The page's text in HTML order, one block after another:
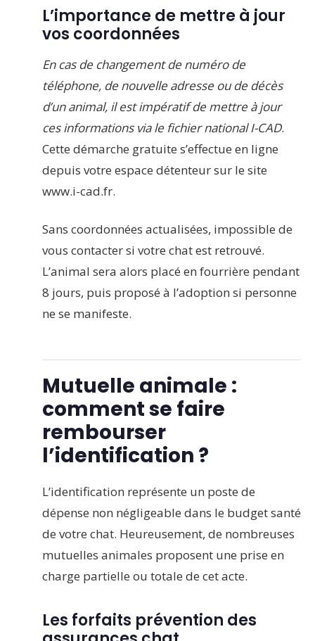
L’importance de mettre à jour
vos coordonnées
En cas de changement de numéro de
téléphone, de nouvelle adresse ou de décès
d’un animal, il est impératif de mettre à jour
ces informations via le fichier national I-CAD.
Cette démarche gratuite s’effectue en ligne
depuis votre espace détenteur sur le site
www.i-cad.fr.
Sans coordonnées actualisées, impossible de
vous contacter si votre chat est retrouvé.
L’animal sera alors placé en fourrière pendant
8 jours, puis proposé à l’adoption si personne
ne se manifeste.
Mutuelle animale :
comment se faire
rembourser
l’identification ?
L’identification représente un poste de
dépense non négligeable dans le budget santé
de votre chat. Heureusement, de nombreuses
mutuelles animales proposent une prise en
charge partielle ou totale de cet acte.
Les forfaits prévention des